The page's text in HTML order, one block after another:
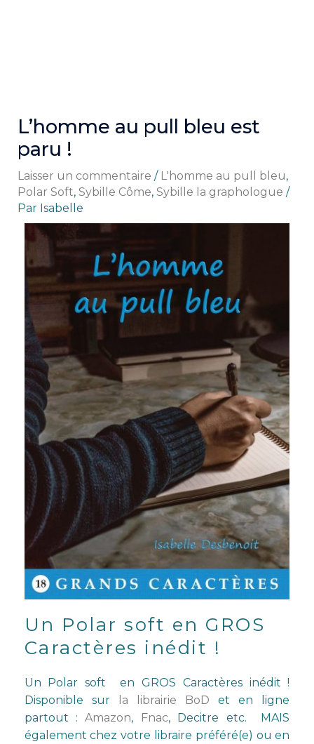
L’homme au pull bleu est
paru !
Laisser un commentaire / L'homme au pull bleu,
Polar Soft, Sybille Côme, Sybille la graphologue /
Par Isabelle
Un Polar soft en GROS
Caractères inédit !
Un Polar soft en GROS Caractères inédit !
Disponible sur
la librairie BoD et en ligne
partout :Amazon, Fnac, Decitre etc. MAIS
également chez votre libraire préféré(e) ou en